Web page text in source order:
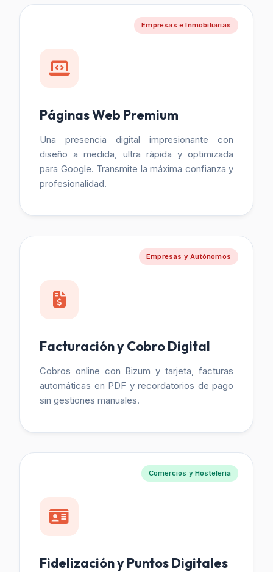
Empresas e Inmobiliarias
Páginas Web Premium
Una presencia digital impresionante con
diseño a medida, ultra rápida y optimizada
para Google. Transmite la máxima confianza y
profesionalidad.
Empresas y Autónomos
Facturación y Cobro Digital
Cobros online con Bizum y tarjeta, facturas
automáticas en PDF y recordatorios de pago
sin gestiones manuales.
Comercios y Hostelería
Fidelización y Puntos Digitales